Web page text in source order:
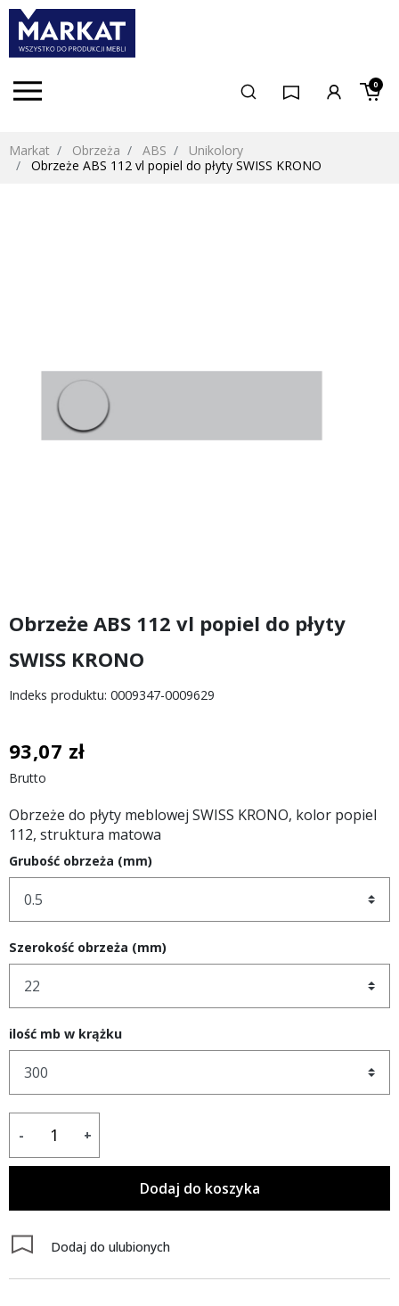
0
Markat Obrzeża ABS
Unikolory
Obrzeże ABS 112 vl popiel do płyty SWISS KRONO
Obrzeże ABS 112 vl popiel do płyty
SWISS KRONO
Indeks produktu: 0009347-0009629
93,07 zł
Brutto
Obrzeże do płyty meblowej SWISS KRONO, kolor popiel
112, struktura matowa
Grubość obrzeża (mm)
Szerokość obrzeża (mm)
ilość mb w krążku
- +
Dodaj do koszyka
Dodaj do ulubionych